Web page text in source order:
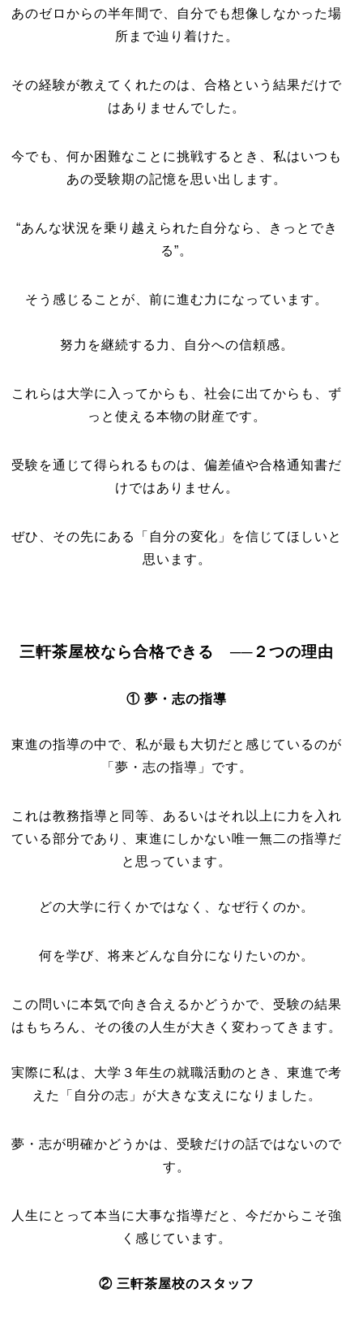
あのゼロからの半年間で、自分でも想像しなかった場
所まで辿り着けた。
その経験が教えてくれたのは、合格という結果だけで
はありませんでした。
今でも、何か困難なことに挑戦するとき、私はいつも
あの受験期の記憶を思い出します。
“あんな状況を乗り越えられた自分なら、きっとでき
る”。
そう感じることが、前に進む力になっています。
努力を継続する力、自分への信頼感。
これらは大学に入ってからも、社会に出てからも、ず
っと使える本物の財産です。
受験を通じて得られるものは、偏差値や合格通知書だ
けではありません。
ぜひ、その先にある「自分の変化」を信じてほしいと
思います。
三軒茶屋校なら合格できる ──２つの理由
① 夢・志の指導
東進の指導の中で、私が最も大切だと感じているのが
「夢・志の指導」です。
これは教務指導と同等、あるいはそれ以上に力を入れ
ている部分であり、東進にしかない唯一無二の指導だ
と思っています。
どの大学に行くかではなく、なぜ行くのか。
何を学び、将来どんな自分になりたいのか。
この問いに本気で向き合えるかどうかで、受験の結果
はもちろん、その後の人生が大きく変わってきます。
実際に私は、大学３年生の就職活動のとき、東進で考
えた「自分の志」が大きな支えになりました。
夢・志が明確かどうかは、受験だけの話ではないので
す。
人生にとって本当に大事な指導だと、今だからこそ強
く感じています。
② 三軒茶屋校のスタッフ